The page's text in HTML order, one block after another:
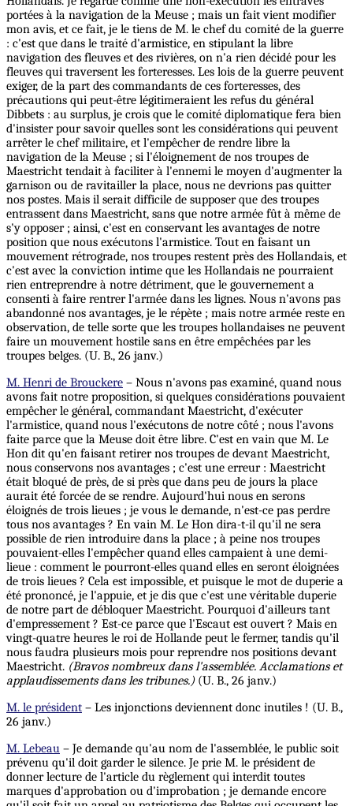
portées à la navigation de la Meuse ; mais un fait vient modifier
mon avis, et ce fait, je le tiens de M. le chef du comité de la guerre
: c'est que dans le traité d'armistice, en stipulant la libre
navigation des fleuves et des rivières, on n'a rien décidé pour les
fleuves qui traversent les forteresses. Les lois de la guerre peuvent
exiger, de la part des commandants de ces forteresses, des
précautions qui peut-être légitimeraient les refus du général
Dibbets : au surplus, je crois que le comité diplomatique fera bien
d'insister pour savoir quelles sont les considérations qui peuvent
arrêter le chef militaire, et l'empêcher de rendre libre la
navigation de la Meuse ; si l'éloignement de nos troupes de
Maestricht tendait à faciliter à l'ennemi le moyen d'augmenter la
garnison ou de ravitailler la place, nous ne devrions pas quitter
nos postes. Mais il serait difficile de supposer que des troupes
entrassent dans Maestricht, sans que notre armée fût à même de
s'y opposer ; ainsi, c'est en conservant les avantages de notre
position que nous exécutons l'armistice. Tout en faisant un
mouvement rétrograde, nos troupes restent près des Hollandais, et
c'est avec la conviction intime que les Hollandais ne pourraient
rien entreprendre à notre détriment, que le gouvernement a
consenti à faire rentrer l'armée dans les lignes. Nous n'avons pas
abandonné nos avantages, je le répète ; mais notre armée reste en
observation, de telle sorte que les troupes hollandaises ne peuvent
faire un mouvement hostile sans en être empêchées par les
troupes belges. (U. B., 26 janv.)
M. Henri de Brouckere – Nous n'avons pas examiné, quand nous
avons fait notre proposition, si quelques considérations pouvaient
empêcher le général, commandant Maestricht, d'exécuter
l'armistice, quand nous l'exécutons de notre côté ; nous l'avons
faite parce que la Meuse doit être libre. C'est en vain que M. Le
Hon dit qu'en faisant retirer nos troupes de devant Maestricht,
nous conservons nos avantages ; c'est une erreur : Maestricht
était bloqué de près, de si près que dans peu de jours la place
aurait été forcée de se rendre. Aujourd'hui nous en serons
éloignés de trois lieues ; je vous le demande, n'est-ce pas perdre
tous nos avantages ? En vain M. Le Hon dira-t-il qu'il ne sera
possible de rien introduire dans la place ; à peine nos troupes
pouvaient-elles l'empêcher quand elles campaient à une demi-
lieue : comment le pourront-elles quand elles en seront éloignées
de trois lieues ? Cela est impossible, et puisque le mot de duperie a
été prononcé, je l'appuie, et je dis que c'est une véritable duperie
de notre part de débloquer Maestricht. Pourquoi d'ailleurs tant
d'empressement ? Est-ce parce que l'Escaut est ouvert ? Mais en
vingt-quatre heures le roi de Hollande peut le fermer, tandis qu'il
nous faudra plusieurs mois pour reprendre nos positions devant
Maestricht. (Bravos nombreux dans l'assemblée. Acclamations et
applaudissements dans les tribunes.)(U. B., 26 janv.)
M. le président – Les injonctions deviennent donc inutiles ! (U. B.,
26 janv.)
M. Lebeau – Je demande qu'au nom de l'assemblée, le public soit
prévenu qu'il doit garder le silence. Je prie M. le président de
donner lecture de l'article du règlement qui interdit toutes
marques d'approbation ou d'improbation ; je demande encore